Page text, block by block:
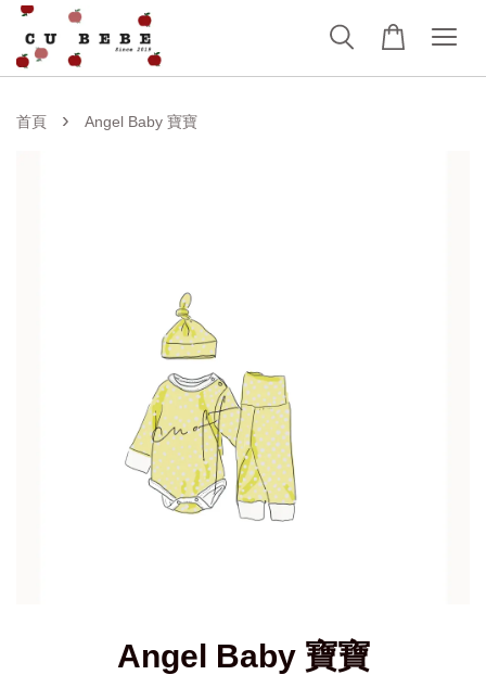
首頁 › Angel Baby 寶寶
Angel Baby 寶寶